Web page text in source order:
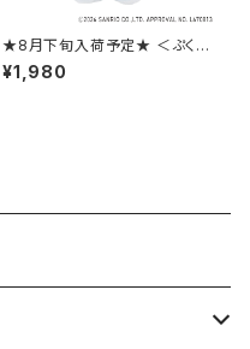
★8月下旬入荷予定★ ＜ぷくま
る×サンリオキャラクターズ＞ ミ
ニチャームポーチ ハローキティ
¥1,980